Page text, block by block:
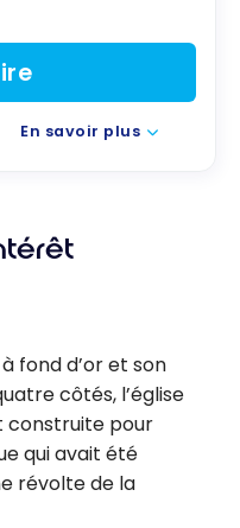
En savoir plus
fond d’or et son
côtés, l’église
construite pour
qui avait été
révolte de la